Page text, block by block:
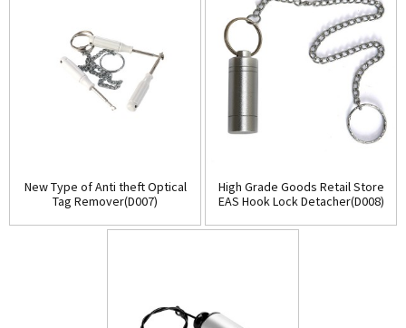
New Type of Anti theft Optical
Tag Remover(D007)
High Grade Goods Retail Store
EAS Hook Lock Detacher(D008)